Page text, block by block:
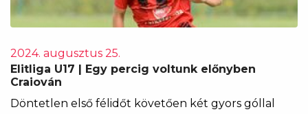
2024. augusztus 25.
Elitliga U17 | Egy percig voltunk előnyben
Craiován
Döntetlen első félidőt követően két gyors góllal